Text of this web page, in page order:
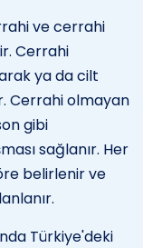
ve cerrahi
Cerrahi
ya da cilt
Cerrahi olmayan
gibi
sağlanır. Her
belirlenir ve
Türkiye'deki